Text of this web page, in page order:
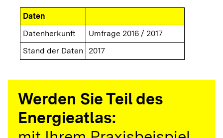
Daten
Datenherkunft
Umfrage 2016 / 2017
Stand der Daten
2017
Werden Sie Teil des
Energieatlas: